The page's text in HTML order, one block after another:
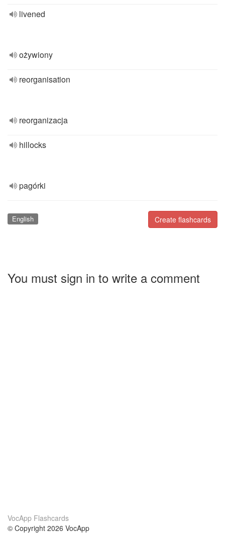
livened
ożywiony
reorganisation
reorganizacja
hillocks
pagórki
Create flashcards
English
You must sign in to write a comment
VocApp Flashcards
© Copyright 2026 VocApp